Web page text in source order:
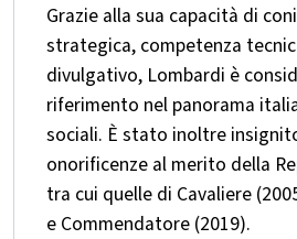
Grazie alla sua capacità di
strategica, competenza
divulgativo, Lombardi è
riferimento nel panorama
sociali. È stato inoltre
onorificenze al merito della
tra cui quelle di Cavaliere
e Commendatore (2019).